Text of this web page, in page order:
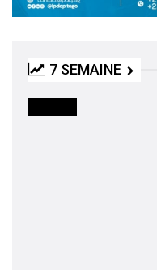
7 SEMAINE